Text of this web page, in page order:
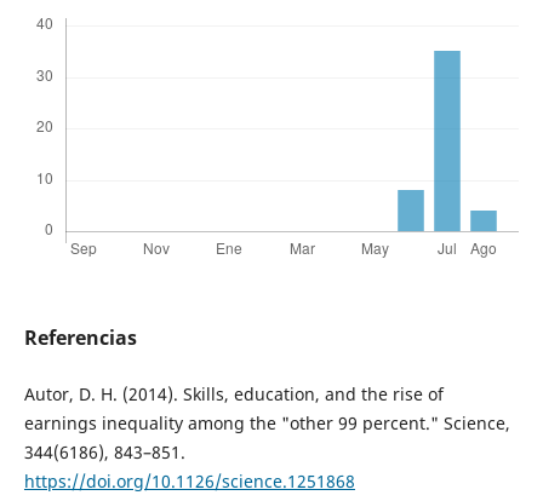
Referencias
Autor, D. H. (2014). Skills, education, and the rise of
earnings inequality among the "other 99 percent." Science,
344(6186), 843–851.
https://doi.org/10.1126/science.1251868